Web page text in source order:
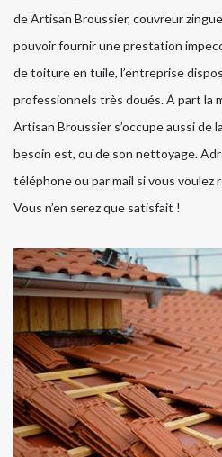
de Artisan Broussier, couvreur
pouvoir fournir une prestation
de toiture en tuile, l’entreprise
professionnels très doués. À part la
Artisan Broussier s’occupe aussi de
besoin est, ou de son nettoyage.
téléphone ou par mail si vous voulez
Vous n’en serez que satisfait !